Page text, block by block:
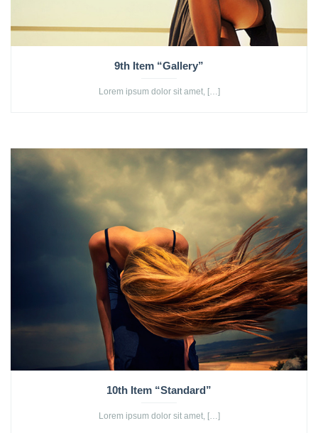
9th Item “Gallery”
Lorem ipsum dolor sit amet, […]
10th Item “Standard”
Lorem ipsum dolor sit amet, […]